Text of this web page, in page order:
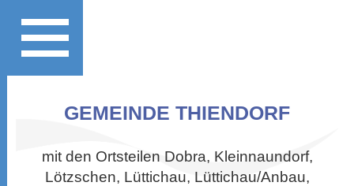
GEMEINDE THIENDORF
mit den Ortsteilen Dobra, Kleinnaundorf,
Lötzschen, Lüttichau, Lüttichau/Anbau,